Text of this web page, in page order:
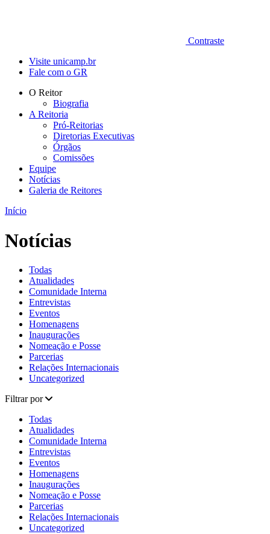
Contraste
Visite unicamp.br
Fale com o GR
O Reitor
Biografia
A Reitoria
Pró-Reitorias
Diretorias Executivas
Órgãos
Comissões
Equipe
Notícias
Galeria de Reitores
Início
Notícias
Todas
Atualidades
Comunidade Interna
Entrevistas
Eventos
Homenagens
Inaugurações
Nomeação e Posse
Parcerias
Relações Internacionais
Uncategorized
Filtrar por
Todas
Atualidades
Comunidade Interna
Entrevistas
Eventos
Homenagens
Inaugurações
Nomeação e Posse
Parcerias
Relações Internacionais
Uncategorized